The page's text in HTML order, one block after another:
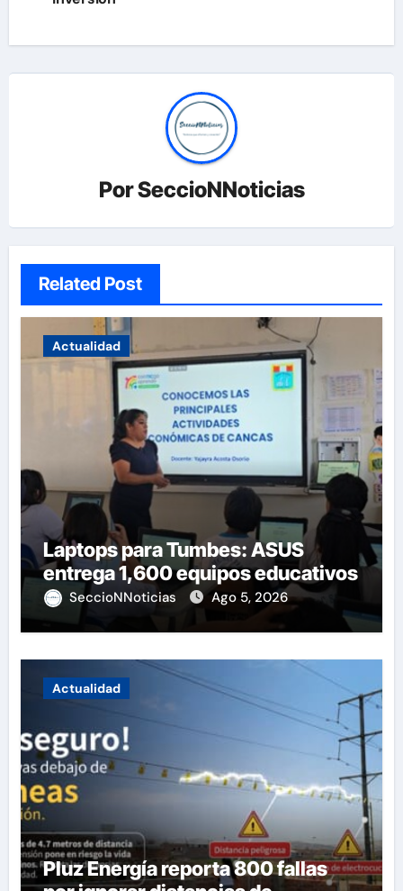
PorSeccioNNoticias
Related Post
Actualidad
Laptops para Tumbes: ASUS
entrega 1,600 equipos educativos
SeccioNNoticias Ago 5, 2026
Actualidad
Pluz Energía reporta 800 fallas